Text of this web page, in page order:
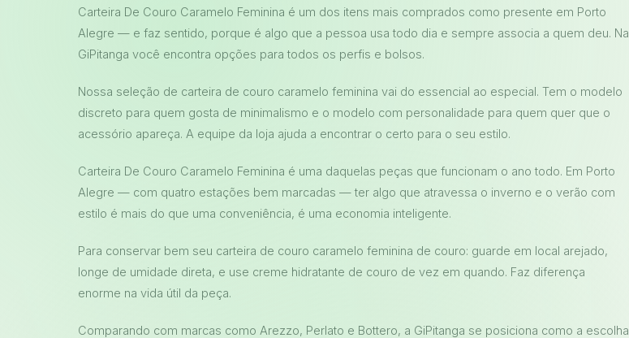
Carteira De Couro Caramelo Feminina é um dos itens mais comprados como presente em Porto
Alegre — e faz sentido, porque é algo que a pessoa usa todo dia e sempre associa a quem deu. Na
GiPitanga você encontra opções para todos os perfis e bolsos.
Nossa seleção de carteira de couro caramelo feminina vai do essencial ao especial. Tem o modelo
discreto para quem gosta de minimalismo e o modelo com personalidade para quem quer que o
acessório apareça. A equipe da loja ajuda a encontrar o certo para o seu estilo.
Carteira De Couro Caramelo Feminina é uma daquelas peças que funcionam o ano todo. Em Porto
Alegre — com quatro estações bem marcadas — ter algo que atravessa o inverno e o verão com
estilo é mais do que uma conveniência, é uma economia inteligente.
Para conservar bem seu carteira de couro caramelo feminina de couro: guarde em local arejado,
longe de umidade direta, e use creme hidratante de couro de vez em quando. Faz diferença
enorme na vida útil da peça.
Comparando com marcas como Arezzo, Perlato e Bottero, a GiPitanga se posiciona como a escolha